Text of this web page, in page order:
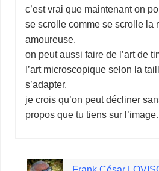
c’est vrai que maintenant on
se scrolle comme se scrolle la
amoureuse.
on peut aussi faire de l’art de
l’art microscopique selon la
s’adapter.
je crois qu’on peut décliner
propos que tu tiens sur